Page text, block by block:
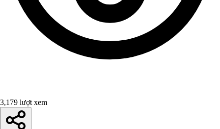
3,179 lượt xem